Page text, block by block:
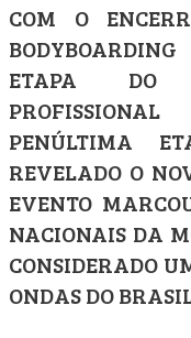
COM O
ETAPA DO
PENÚLTIMA
REVELADO O
EVENTO
NACIONAIS DA
CONSIDERADO
ONDAS DO